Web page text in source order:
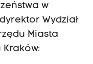
w
Wydział
Miasta
Kraków: